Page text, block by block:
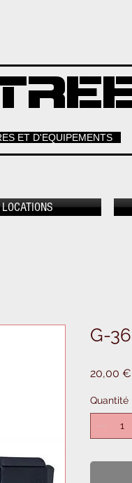
ET D'EQUIPEMENTS
LOCATIONS
G-
20,00 €
Quantité